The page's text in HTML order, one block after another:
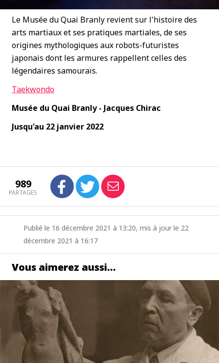
Le Musée du Quai Branly revient sur l'histoire des
arts martiaux et ses pratiques martiales, de ses
origines mythologiques aux robots-futuristes
japonais dont les armures rappellent celles des
légendaires samouraïs.
Taekwondo
Musée du Quai Branly - Jacques Chirac
Jusqu'au 22 janvier 2022
989
PARTAGES
Publié le 16 décembre 2021 à 13:20, mis à jour le 22
décembre 2021 à 16:17
Vous aimerez aussi…